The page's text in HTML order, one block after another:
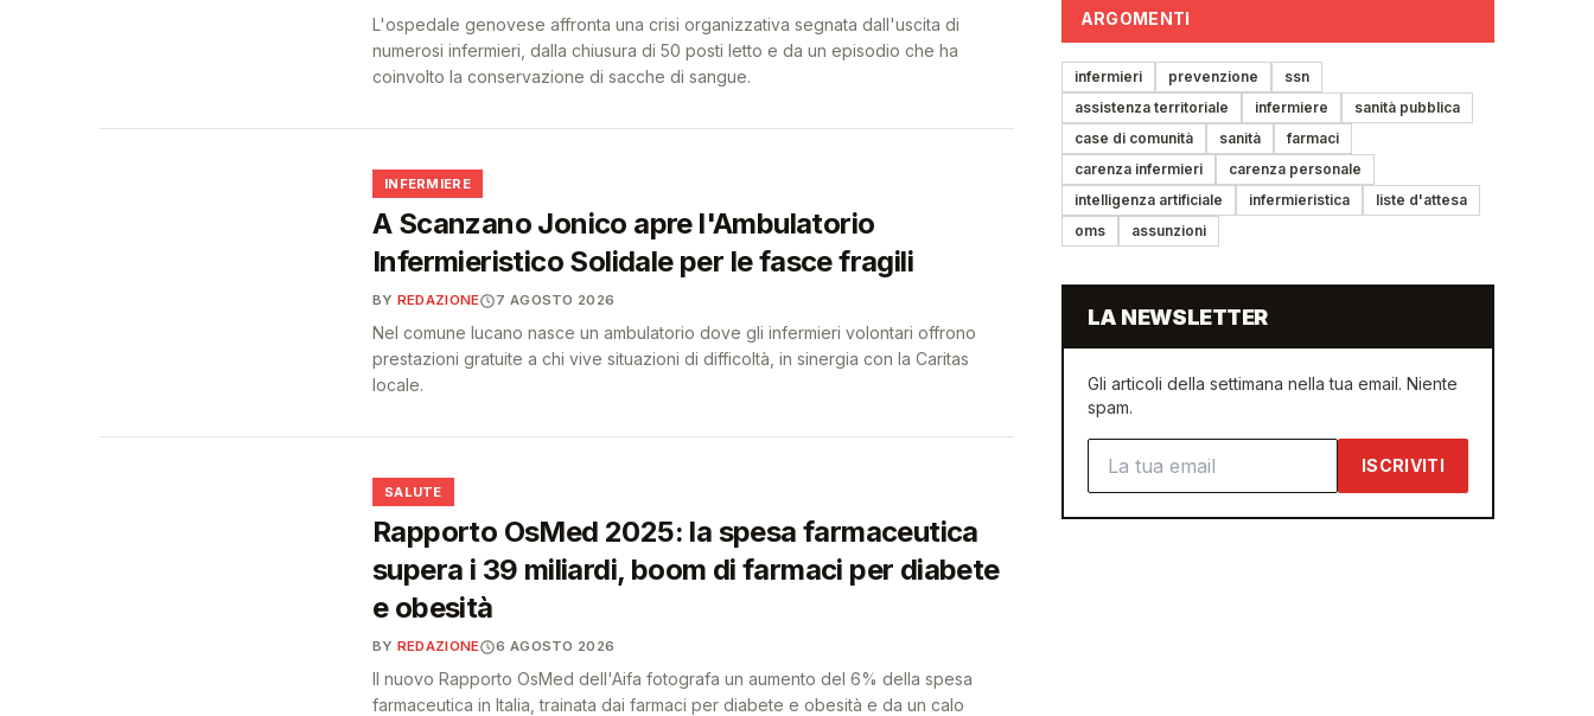
L'ospedale genovese affronta una crisi organizzativa segnata dall'uscita di
numerosi infermieri, dalla chiusura di 50 posti letto e da un episodio che ha
coinvolto la conservazione di sacche di sangue.
INFERMIERE
A Scanzano Jonico apre l'Ambulatorio
Infermieristico Solidale per le fasce fragili
BY REDAZIONE 7 AGOSTO 2026
Nel comune lucano nasce un ambulatorio dove gli infermieri volontari offrono
prestazioni gratuite a chi vive situazioni di difficoltà, in sinergia con la Caritas
locale.
SALUTE
Rapporto OsMed 2025: la spesa farmaceutica
supera i 39 miliardi, boom di farmaci per diabete
e obesità
BY REDAZIONE 6 AGOSTO 2026
Il nuovo Rapporto OsMed dell'Aifa fotografa un aumento del 6% della spesa
farmaceutica in Italia, trainata dai farmaci per diabete e obesità e da un calo
ARGOMENTI
infermieri prevenzione
ssn
assistenza territoriale
infermiere
sanità pubblica
case di comunità
sanità
farmaci
carenza infermieri
carenza personale
intelligenza artificiale
infermieristica
liste d'attesa
oms
assunzioni
LA NEWSLETTER
Gli articoli della settimana nella tua email. Niente
spam.
ISCRIVITI